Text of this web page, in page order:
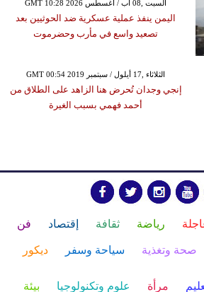
GMT 10:28 2026 السبت ,08 آب / أغسطس
اليمن ينفذ عملية عسكرية ضد الحوثيين بعد
تصعيد واسع في مأرب وحضرموت
GMT 00:54 2019 الثلاثاء ,17 أيلول / سبتمبر
إنجي وجدان تُحرض هنا الزاهد على الطلاق من
أحمد فهمي بسبب الغيرة
رياضة ثقافة إقتصاد فن
صحة وتغذية سياحة وسفر ديكور
مرأة علوم وتكنولوجيا بيئة